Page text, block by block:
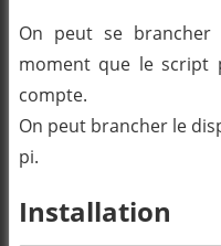
On peut se
moment que le script
compte.
On peut brancher le
pi.
Installation